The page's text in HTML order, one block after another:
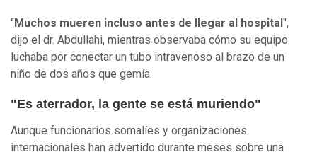
" Muchos mueren incluso antes de llegar al hospital ",
dijo el dr. Abdullahi, mientras observaba cómo su equipo
luchaba por conectar un tubo intravenoso al brazo de un
niño de dos años que gemía.
"Es aterrador, la gente se está muriendo"
Aunque funcionarios somalíes y organizaciones
internacionales han advertido durante meses sobre una